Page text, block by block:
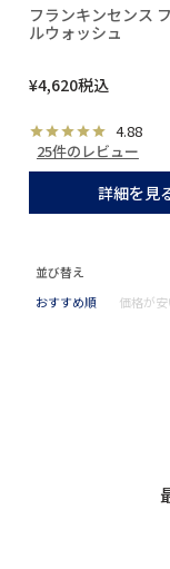
フランキンセンス
ルウォッシュ
¥4,620税込
4.88
25件のレビュー
詳細を見
並び替え
おすすめ順
価格が